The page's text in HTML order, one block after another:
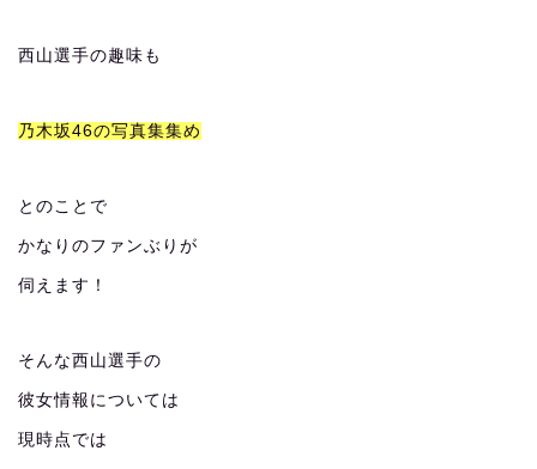
西山選手の趣味も
乃木坂46の写真集集め
とのことで
かなりのファンぶりが
伺えます！
そんな西山選手の
彼女情報については
現時点では